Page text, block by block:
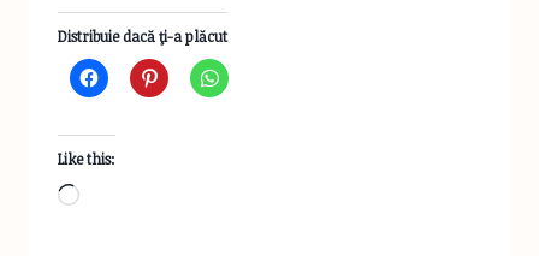
Distribuie dacă ţi-a plăcut
Like this:
Loading…